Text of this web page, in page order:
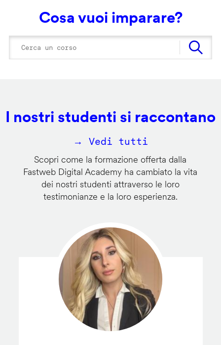
Cosa vuoi imparare?
I nostri studenti si raccontano
→ Vedi tutti
Scopri come la formazione offerta dalla
Fastweb Digital Academy ha cambiato la vita
dei nostri studenti attraverso le loro
testimonianze e la loro esperienza.